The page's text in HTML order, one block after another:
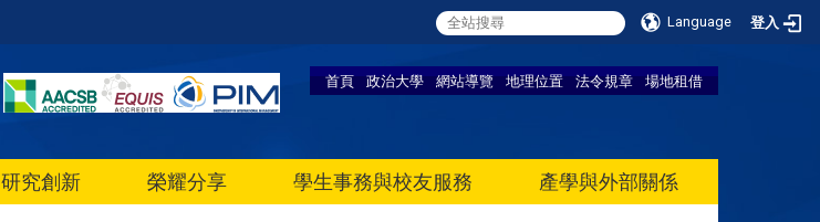
Language 登入
首頁 政治大學 網站導覽 地理位置 法令規章 場地租借
研究創新 榮耀分享 學生事務與校友服務 產學與外部關係